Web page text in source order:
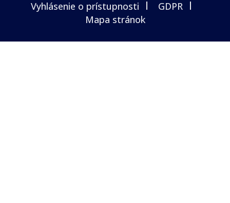
Vyhlásenie o prístupnosti
GDPR
Mapa stránok